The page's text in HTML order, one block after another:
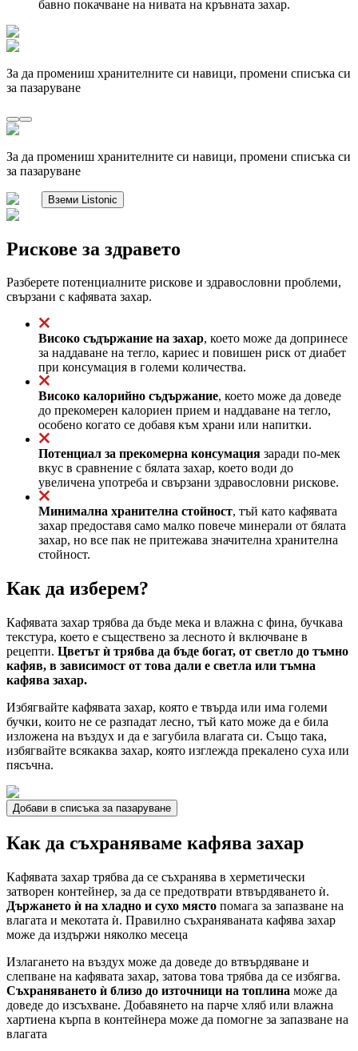
бавно покачване на нивата на кръвната захар.
За да промениш хранителните си навици, промени списъка си
за пазаруване
За да промениш хранителните си навици, промени списъка си
за пазаруване
Вземи Listonic
Рискове за здравето
Разберете потенциалните рискове и здравословни проблеми,
свързани с кафявата захар.
Високо съдържание на захар, което може да допринесе
за наддаване на тегло, кариес и повишен риск от диабет
при консумация в големи количества.
Високо калорийно съдържание, което може да доведе
до прекомерен калориен прием и наддаване на тегло,
особено когато се добавя към храни или напитки.
Потенциал за прекомерна консумация заради по-мек
вкус в сравнение с бялата захар, което води до
увеличена употреба и свързани здравословни рискове.
Минимална хранителна стойност, тъй като кафявата
захар предоставя само малко повече минерали от бялата
захар, но все пак не притежава значителна хранителна
стойност.
Как да изберем?
Кафявата захар трябва да бъде мека и влажна с фина, бучкава
текстура, което е съществено за лесното ѝ включване в
рецепти. Цветът ѝ трябва да бъде богат, от светло до тъмно
кафяв, в зависимост от това дали е светла или тъмна
кафява захар.
Избягвайте кафявата захар, която е твърда или има големи
бучки, които не се разпадат лесно, тъй като може да е била
изложена на въздух и да е загубила влагата си. Също така,
избягвайте всякаква захар, която изглежда прекалено суха или
пясъчна.
Добави в списъка за пазаруване
Как да съхраняваме кафява захар
Кафявата захар трябва да се съхранява в херметически
затворен контейнер, за да се предотврати втвърдяването ѝ.
Държането ѝ на хладно и сухо място помага за запазване на
влагата и мекотата ѝ. Правилно съхраняваната кафява захар
може да издържи няколко месеца
Излагането на въздух може да доведе до втвърдяване и
слепване на кафявата захар, затова това трябва да се избягва.
Съхраняването ѝ близо до източници на топлина може да
доведе до изсъхване. Добавянето на парче хляб или влажна
хартиена кърпа в контейнера може да помогне за запазване на
влагата